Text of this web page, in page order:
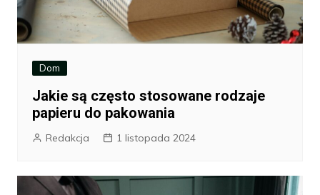
Dom
Jakie są często stosowane rodzaje
papieru do pakowania
Redakcja 1 listopada 2024